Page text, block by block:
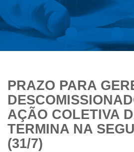
PRAZO PARA
AÇÃO COLETIVA
TERMINA NA
(31/7)